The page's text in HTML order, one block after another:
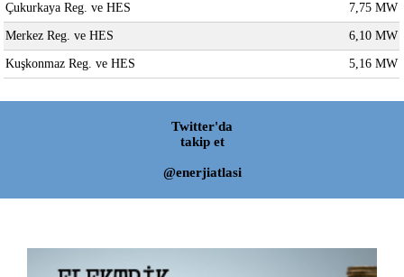
Çukurkaya Reg. ve HES 7,75 MW
Merkez Reg. ve HES 6,10 MW
Kuşkonmaz Reg. ve HES 5,16 MW
Twitter'da
takip et
@enerjiatlasi